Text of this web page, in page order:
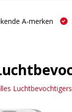
A-merken
Luchtbevochtigers